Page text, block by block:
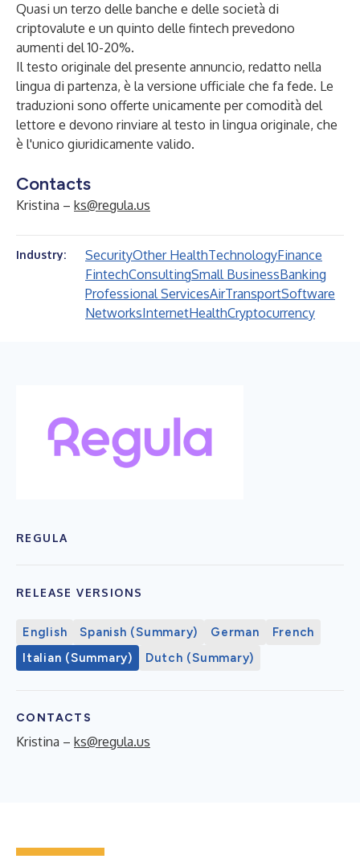
Quasi un terzo delle banche e delle società di
criptovalute e un quinto delle fintech prevedono
aumenti del 10-20%.
Il testo originale del presente annuncio, redatto nella
lingua di partenza, è la versione ufficiale che fa fede. Le
traduzioni sono offerte unicamente per comodità del
lettore e devono rinviare al testo in lingua originale, che
è l'unico giuridicamente valido.
Contacts
Kristina – ks@regula.us
Industry: SecurityOther HealthTechnologyFinance
FintechConsultingSmall BusinessBanking
Professional ServicesAirTransportSoftware
NetworksInternetHealthCryptocurrency
REGULA
RELEASE VERSIONS
English Spanish (Summary) German
French
Italian (Summary)
Dutch (Summary)
CONTACTS
Kristina – ks@regula.us